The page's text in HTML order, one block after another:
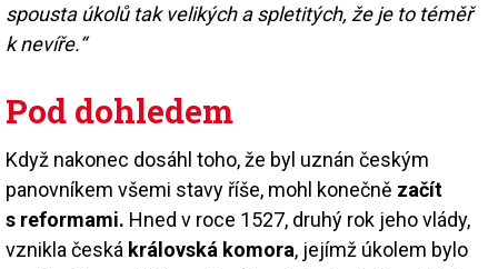
spousta úkolů tak velikých a spletitých, že je to téměř
k nevíře.“
Pod dohledem
Když nakonec dosáhl toho, že byl uznán českým
panovníkem všemi stavy říše, mohl konečně začít
s reformami. Hned v roce 1527, druhý rok jeho vlády,
vznikla česká královská komora, jejímž úkolem bylo